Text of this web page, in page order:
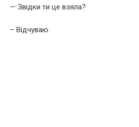
— Звідки ти це взяла?
– Відчуваю.